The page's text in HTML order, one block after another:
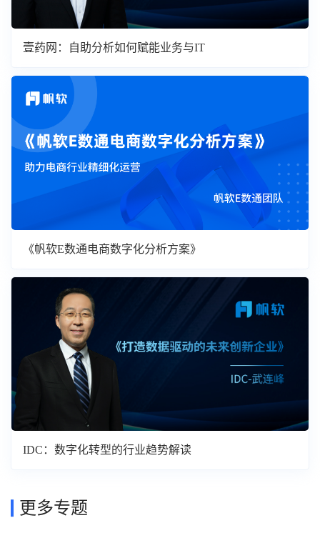
壹药网：自助分析如何赋能业务与IT
《帆软E数通电商数字化分析方案》
IDC：数字化转型的行业趋势解读
更多专题